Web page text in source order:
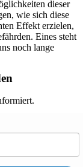
dieser
wie sich diese
Effekt erzielen,
Eines steht
noch lange